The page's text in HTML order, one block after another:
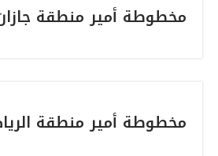
مخطوطة أمير منطقة جازان
مخطوطة أمير منطقة الرياض